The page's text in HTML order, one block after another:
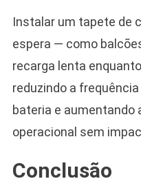
Instalar um tapete de
espera — como
recarga lenta
reduzindo a
bateria e aumentando
operacional sem
Conclusão